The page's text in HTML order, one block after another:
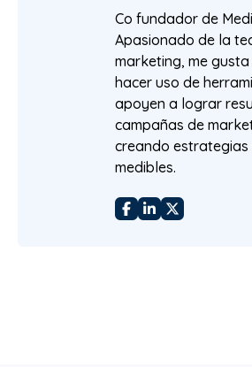
Co fundador de
Apasionado de la
marketing, me
hacer uso de
apoyen a lograr
campañas de
creando estrategias
medibles.